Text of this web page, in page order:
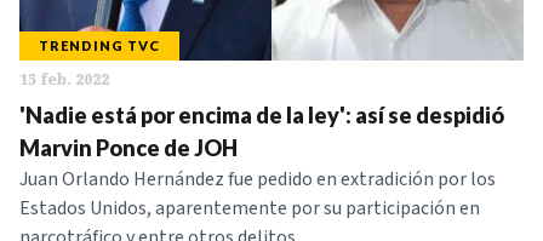
TRENDING TVC
15 feb. 2022
'Nadie está por encima de la ley': así se despidió
Marvin Ponce de JOH
Juan Orlando Hernández fue pedido en extradición por los
Estados Unidos, aparentemente por su participación en